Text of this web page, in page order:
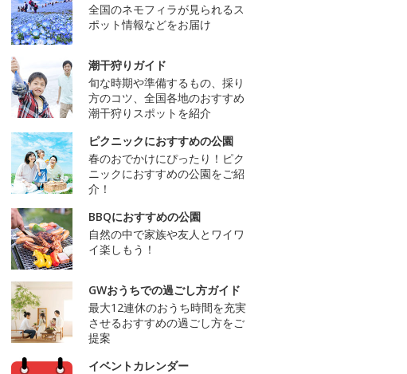
全国のネモフィラが見られるス
ポット情報などをお届け
潮干狩りガイド
旬な時期や準備するもの、採り
方のコツ、全国各地のおすすめ
潮干狩りスポットを紹介
ピクニックにおすすめの公園
春のおでかけにぴったり！ピク
ニックにおすすめの公園をご紹
介！
BBQにおすすめの公園
自然の中で家族や友人とワイワ
イ楽しもう！
GWおうちでの過ごし方ガイド
最大12連休のおうち時間を充実
させるおすすめの過ごし方をご
提案
イベントカレンダー